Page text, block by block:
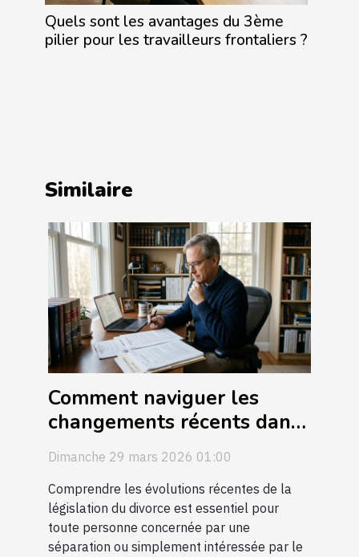
Quels sont les avantages du 3ème
pilier pour les travailleurs frontaliers ?
Similaire
Comment naviguer les
changements récents dans
la législation du divorce ?
Dimanche 29 mars 2026 01:00
Comprendre les évolutions récentes de la
législation du divorce est essentiel pour
toute personne concernée par une
séparation ou simplement intéressée par le